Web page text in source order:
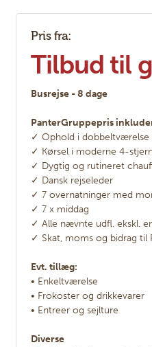
Pris fra:
Tilbud til
Busrejse - 8 dage
PanterGruppepris
✓ Ophold i
✓ Kørsel i moderne 4-
✓ Dygtig og rutineret
✓ Dansk rejseleder
✓ 7 overnatninger med
✓ 7 x middag
✓ Alle nævnte udfl. ekskl.
✓ Skat, moms og bidrag til
Evt. tillæg:
• Enkeltværelse
• Frokoster og drikkevarer
• Entreer og sejlture
Diverse